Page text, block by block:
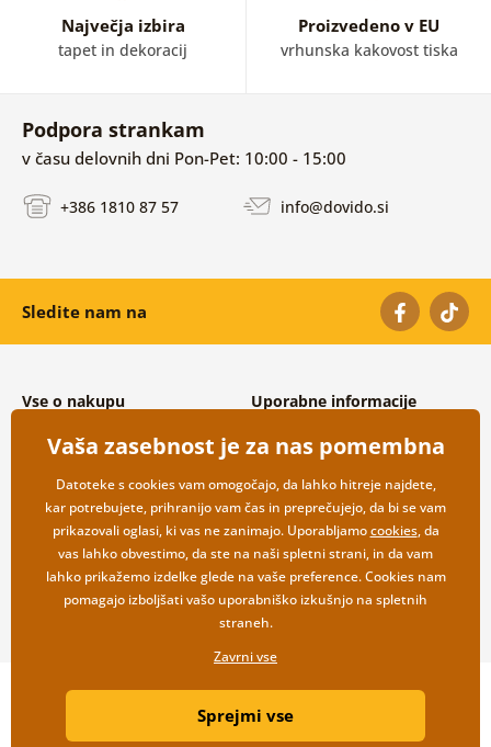
Največja izbira
tapet in dekoracij
Proizvedeno v EU
vrhunska kakovost tiska
Podpora strankam
v času delovnih dni Pon-Pet: 10:00 - 15:00
+386 1810 87 57 info@dovido.si
Sledite nam na
Vse o nakupu
Splošni in reklamacijski pogoji
Varovanje osebnih podatkov
Možnosti dostave in plačila
Vračilo blaga
Uporabne informacije
Pogosto zastavljena vprašanja
Kontakti
Veleprodaja
Copyright ©2019 © Dovido.si.
Litvanyi.sk| Spletno trgovino je ustvaril
Vaša zasebnost je za nas pomembna
Datoteke s cookies vam omogočajo, da lahko hitreje najdete,
kar potrebujete, prihranijo vam čas in preprečujejo, da bi se vam
prikazovali oglasi, ki vas ne zanimajo. Uporabljamocookies, da
vas lahko obvestimo, da ste na naši spletni strani, in da vam
lahko prikažemo izdelke glede na vaše preference. Cookies nam
pomagajo izboljšati vašo uporabniško izkušnjo na spletnih
straneh.
Zavrni vse
Sprejmi vse